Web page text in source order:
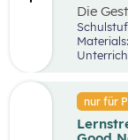
Die
von
nur für